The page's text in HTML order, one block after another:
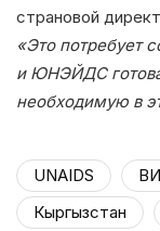
страновой
«Это потребует
и ЮНЭЙДС
необходимую в
UNAIDS
Кыргызстан